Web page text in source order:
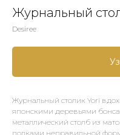
Журнальный
Desiree
Журнальный столик Yori
японскими деревьями
металлический столб из
полками неправильной